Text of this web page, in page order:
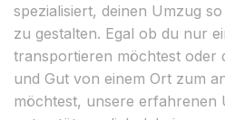
spezialisiert, deinen Umzug
zu gestalten. Egal ob du nur
transportieren möchtest oder
und Gut von einem Ort zum
möchtest, unsere erfahrenen